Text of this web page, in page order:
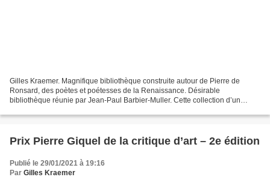
Gilles Kraemer. Magnifique bibliothèque construite autour de Pierre de
Ronsard, des poètes et poétesses de la Renaissance. Désirable
bibliothèque réunie par Jean-Paul Barbier-Muller. Cette collection d’un
Prix Pierre Giquel de la critique d’art – 2e édition
Publié le 29/01/2021 à 19:16
Par Gilles Kraemer